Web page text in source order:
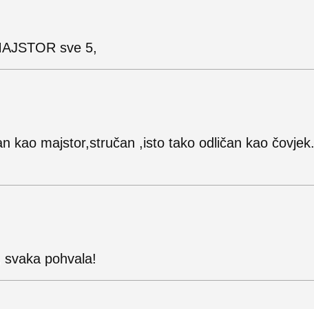
sve 5,
kao majstor,stručan ,isto tako odličan kao čovjek.
pohvala!